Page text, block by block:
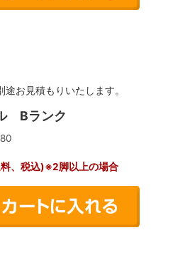
お見積もりいたします。
Bランク
、税込)※2脚以上の場合